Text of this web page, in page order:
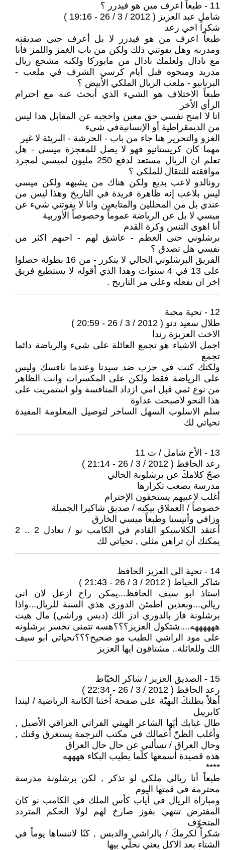
11 - طبعاً اعرف مين هو فيدرر ؟
شامل عبد العزيز ( 2012 / 3 / 26 - 19:16 )
شكراً اخي رعد
طبعاً اعرف من هو فيدرر لا بل أعرف حتى صديقته
ومدربه وهل يفوتني ذلك ولكن من باب الغمز واللمز فأنا
مع نادال ولعلمك نادال من مايوركا ولكنه مشجع ريال
مدريد ومنحوه قبل أيام كرسي الشرف في ملعب -
البرنابيو - ملعب الريال الملكي الأبيض ؟
طبعاً الاختلاف هو الشيء الذي أبحث عنه مع احترام
الرأي الأخر
انا لا امنح نفسي حق معين واحجبه عن المقابل هذا ليس
من الديمقراطية أو الإنسانيةفي شيء
الغزو والتحرير هنا جاء من باب - الحرشة - البريئة لا غير
مهما كان كريستانيو فهو لا يصل للمعجزة ميسي - هل
تعلم ان الريال مستعد لدفع 250 مليون لميسي لمجرد
موافقته للنتقال للملكي ؟
رونالدو لاعب بديع ولكن هناك من يشبهه ولكن ميسي
ليس بلاعب إنه ظاهرة فريدة في التاريخ وهذا ليس من
عندي بل من المحللين والمتابعين وانا لا يفوتني شيء عن
ميسي لا بل عن الرياضة عموماً وخصوصاً الأوربية
أنا اهوى التنس وكرة القدم
برشلوني حتى العظم - عاشق لهم - احبهم اكثر من
نفسي هل تصدق ؟
الفريق البرشلوني الحالي لا يتكرر - من 16 بطولة حصلوا
على 13 في 4 سنوات وهذا الذي أقوله لا يستطيع فريق
اخر ان يفعله وعلى مر التاريخ .
12 - تحية محبة
طلال سعيد دنو ( 2012 / 3 / 26 - 20:59 )
الاخت العزيزة رندا
اجمل الاشياء هو تجمع العائلة على شيء والرياضة دائما
تجمع
ولكنك كنت في حزب ضد سيدنا وعندما نافسك وليس
على الرياضة فقط ولكن على المكسرات وانت الظاهر
من نوع ثمي قبل امي ازداد المنافسة ولو استمريت على
هذا النحو لاصبحت عداوة
سلم الاسلوب السهل الساخر لتوصيل المعلومة المفيدة
تحياتي لك
13 - الأخ شامل / ت 11
رعد الحافظ ( 2012 / 3 / 26 - 21:14 )
صحّ كلامكَ عن برشلونة الحالي
مدرسة يصعب تكرارها
أغلب لاعبيهم يستحقون الإحترام
خصوصاً / العملاق بيكيه / صديق شاكيرا الجميلة
وزافي وأنيستا وطبعاً ميسي الخارق
أعتقد الكلاسيكو القادم في الكامب نو / تعادل 2 .. 2
يمكنك أن تراهن مثلي , تحياتي لك
14 - تحية الى العزيز الحافظ
شاكر الخياط ( 2012 / 3 / 26 - 21:43 )
استاذ ابو سيف الحافظ...يمكن راح ازعل لان اني
ريالي...وبعدين اطمئن الدوري هذي السنة للريال...واذا
برشلونة فاز بالدوري ادز الك (دبس وراشي) مال هيت
ههههههه....شتكول العزيز؟؟؟هسه تتمنى تخسر برشلونه
على مود الراشي الطيب مو صحيح؟؟؟تحياتي ابو سيف
الك وللعائلة.. مشتاقون ايها العزيز
15 - الصديق العزيز / شاكر الخيّاط
رعد الحافظ ( 2012 / 3 / 26 - 22:34 )
أهلاً بطلتكَ البهيّة على صفحة اُختنا الكاتبة الرياضية / ليندا
كابرييل
طال غيابك أيّها الشاعر الهيتي الفراتي العراقي الأصيل ,
وأغلب الظنّ أعمالك في مكتب الترجمة يستغرق وقتك ,
وحال العراق / تسألني عن حال حال العراق
هذه قصيدة أسمعها كلّما يطيب البكاء ههههه
****
طبعاً أنا ريالي ملكي لو تذكر , لكن برشلونة مدرسة
محترمة في قمتها اليوم
ومباراة الريال في أياب كأس الملك في الكامب نو كان
المفترض تنتهي بفوز صارخ لهم لولا الحكم المتردد
المتخوّف
شكراً لكرمكَ / بالراشي والدبس , كنّا لاننساها يوماً في
الشتاء بعد الاكل يعني نحلّي بيها